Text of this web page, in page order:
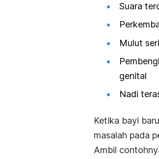
Suara
Mulut
genital
Nadi
Ketika bayi
masalah pada
Ambil